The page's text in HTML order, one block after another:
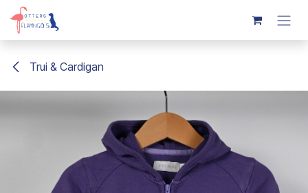
Overslaan naar inhoud
Trui & Cardigan